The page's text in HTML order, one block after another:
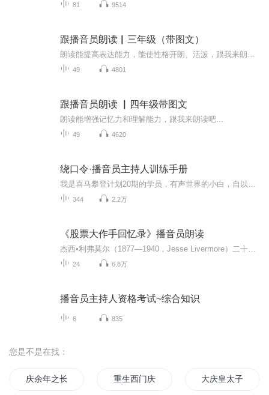
81 9514
跟播音员朗读▏三年级（带图文）
49 4801
跟播音员朗读 ▏四年级带图文
朗读能增强记忆力和理解能力，跟我来朗读吧...
49 4620
绕口令·播音员主持人训练手册
344 2.2万
《股票大作手回忆录》播音员朗读
24 6.8万
播音员主持人资格考试~综合知识
6 835
您是不是在找：
庆余年之长歌行 重生西门庆 大庆皇太子